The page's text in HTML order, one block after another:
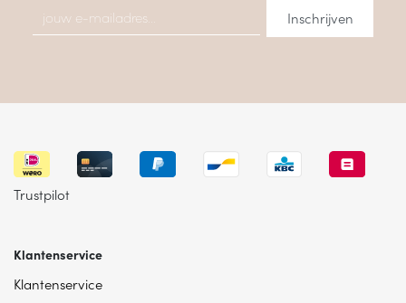
Trustpilot
Klantenservice
Klantenservice